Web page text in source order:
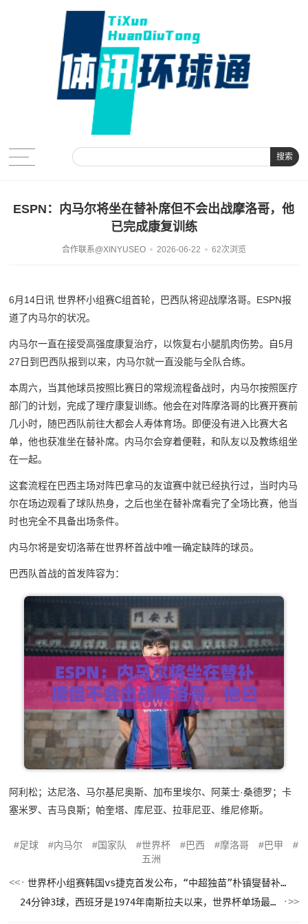
搜索
ESPN：内马尔将坐在替补席但不会出战摩洛哥，他
已完成康复训练
合作联系@XINYUSEO 2026-06-22 62次浏览
6月14日讯 世界杯小组赛C组首轮，巴西队将迎战摩洛哥。ESPN报
道了内马尔的状况。
内马尔一直在接受高强度康复治疗，以恢复右小腿肌肉伤势。自5月
27日到巴西队报到以来，内马尔就一直没能与全队合练。
本周六，当其他球员按照比赛日的常规流程备战时，内马尔按照医疗
部门的计划，完成了理疗康复训练。他会在对阵摩洛哥的比赛开赛前
几小时，随巴西队前往大都会人寿体育场。即便没有进入比赛大名
单，他也获准坐在替补席。内马尔会穿着便鞋，和队友以及教练组坐
在一起。
这套流程在巴西主场对阵巴拿马的友谊赛中就已经执行过，当时内马
尔在场边观看了球队热身，之后也坐在替补席看完了全场比赛，他当
时也完全不具备出场条件。
内马尔将是安切洛蒂在世界杯首战中唯一确定缺阵的球员。
巴西队首战的首发阵容为：
阿利松；达尼洛、马尔基尼奥斯、加布里埃尔、阿莱士·桑德罗；卡
塞米罗、吉马良斯；帕奎塔、库尼亚、拉菲尼亚、维尼修斯。
足球 内马尔 国家队 世界杯 巴西 摩洛哥
巴甲
五洲
世界杯小组赛韩国vs捷克首发公布，“中超独苗”朴镇燮替补待命
24分钟3球，西班牙是1974年南斯拉夫以来，世界杯单场最快3球队伍